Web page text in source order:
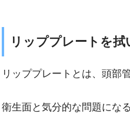
リッププレートを拭
リッププレートとは、頭部
衛生面と気分的な問題にな